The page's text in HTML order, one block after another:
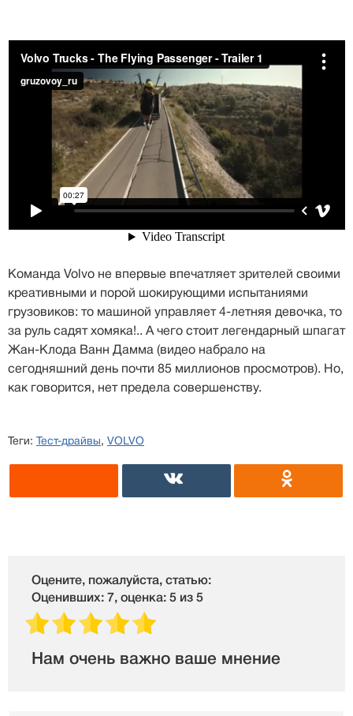
Команда Volvo не впервые впечатляет зрителей своими
креативными и порой шокирующими испытаниями
грузовиков: то машиной управляет 4-летняя девочка, то
за руль садят хомяка!.. А чего стоит легендарный шпагат
Жан-Клода Ванн Дамма (видео набрало на
сегодняшний день почти 85 миллионов просмотров). Но,
как говорится, нет предела совершенству.
Теги: Тест-драйвы, VOLVO
Оцените, пожалуйста, статью:
Оценивших: 7, оценка: 5 из 5
Нам очень важно ваше мнение